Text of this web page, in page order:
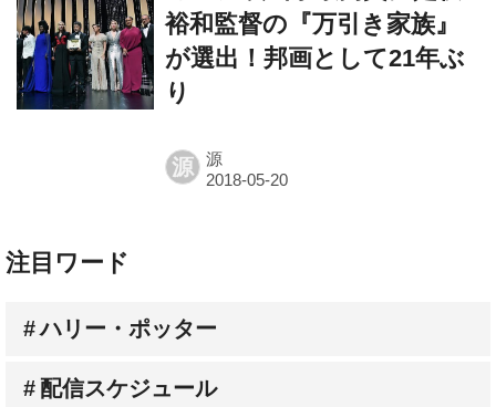
裕和監督の『万引き家族』
が選出！邦画として21年ぶ
り
源 源
注目ワード
ハリー・ポッター
配信スケジュール